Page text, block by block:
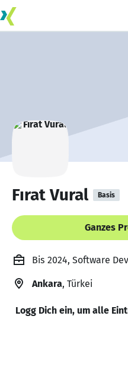
Fırat Vural Basis
Ganzes
Bis 2024, Software
Ankara, Türkei
Logg Dich ein, um alle